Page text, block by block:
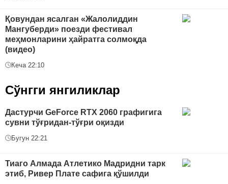
Қовундан ясалган «Жалолиддин
Мангуберди» поезди фестивал
меҳмонларини ҳайратга солмоқда
(видео)
Кеча 22:10
Сўнгги янгиликлар
Дастурчи GeForce RTX 2060 графигига
сувни тўғридан-тўғри оқизди
Бугун 22:21
Тиаго Алмада Атлетико Мадридни тарк
этиб, Ривер Плате сафига қўшилди